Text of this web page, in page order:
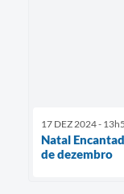
17 DEZ 2024 -
Natal
de dezembro